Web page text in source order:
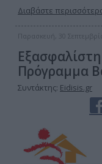
Διαβάστε
Παρασκευή, 30
Πρόγραμμα
Συντάκτης: Eidisis.gr